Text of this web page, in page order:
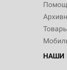
НАШИ